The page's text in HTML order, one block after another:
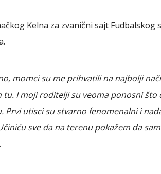
Kelna za zvanični sajt Fudbalskog
momci su me prihvatili na najbolji
tu. I moji roditelji su veoma ponosni što
Prvi utisci su stvarno fenomenalni i
sve da na terenu pokažem da